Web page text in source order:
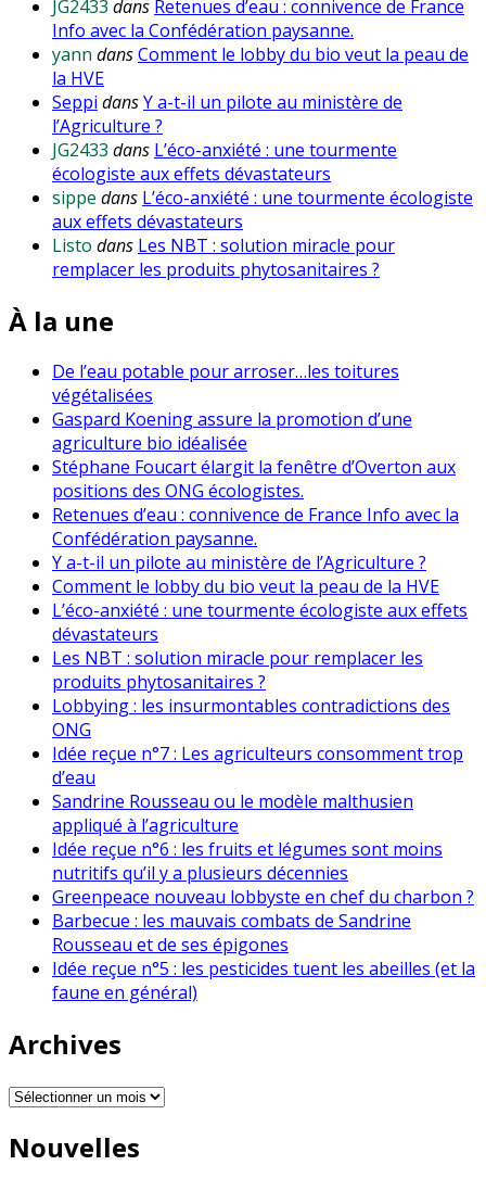
JG2433 dans Retenues d’eau : connivence de France
Info avec la Confédération paysanne.
yann dansComment le lobby du bio veut la peau de
la HVE
Seppi dansY a-t-il un pilote au ministère de
l’Agriculture ?
JG2433 dans L’éco-anxiété : une tourmente
écologiste aux effets dévastateurs
sippe dans L’éco-anxiété : une tourmente écologiste
aux effets dévastateurs
Listo dans Les NBT : solution miracle pour
remplacer les produits phytosanitaires ?
À la une
De l’eau potable pour arroser…les toitures
végétalisées
Gaspard Koening assure la promotion d’une
agriculture bio idéalisée
Stéphane Foucart élargit la fenêtre d’Overton aux
positions des ONG écologistes.
Retenues d’eau : connivence de France Info avec la
Confédération paysanne.
Y a-t-il un pilote au ministère de l’Agriculture ?
Comment le lobby du bio veut la peau de la HVE
L’éco-anxiété : une tourmente écologiste aux effets
dévastateurs
Les NBT : solution miracle pour remplacer les
produits phytosanitaires ?
Lobbying : les insurmontables contradictions des
ONG
Idée reçue n°7 : Les agriculteurs consomment trop
d’eau
Sandrine Rousseau ou le modèle malthusien
appliqué à l’agriculture
Idée reçue n°6 : les fruits et légumes sont moins
nutritifs qu’il y a plusieurs décennies
Greenpeace nouveau lobbyste en chef du charbon ?
Barbecue : les mauvais combats de Sandrine
Rousseau et de ses épigones
Idée reçue n°5 : les pesticides tuent les abeilles (et la
faune en général)
Archives
Archives
Nouvelles